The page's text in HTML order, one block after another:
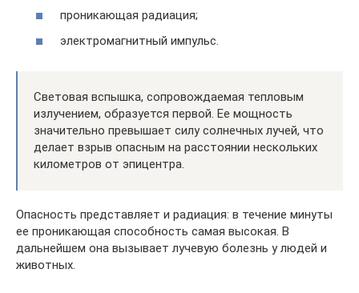
проникающая радиация;
электромагнитный импульс.
Световая вспышка, сопровождаемая тепловым
излучением, образуется первой. Ее мощность
значительно превышает силу солнечных лучей, что
делает взрыв опасным на расстоянии нескольких
километров от эпицентра.
Опасность представляет и радиация: в течение минуты
ее проникающая способность самая высокая. В
дальнейшем она вызывает лучевую болезнь у людей и
животных.